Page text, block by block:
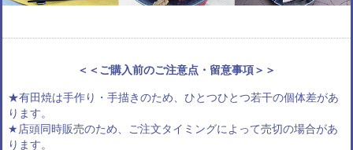
＜＜ご購入前のご注意点・留意事項＞＞
★有田焼は手作り・手描きのため、ひとつひとつ若干の個体差があ
ります。
★店頭同時販売のため、ご注文タイミングによって売切の場合があ
ります。